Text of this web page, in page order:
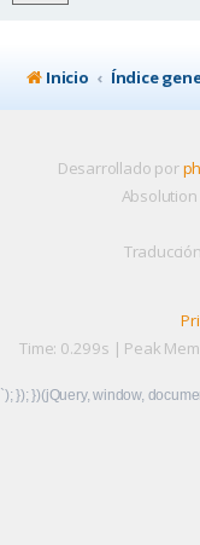
Inicio Índice
Desarrollado por
Time: 0.299s | Peak
`); }); })(jQuery, window,